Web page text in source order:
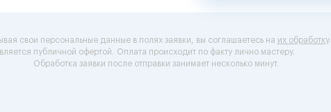
свои персональные данные в полях заявки, вы соглашаетесь на их обработку.
публичной офертой. Оплата происходит по факту лично мастеру.
Обработка заявки после отправки занимает несколько минут.